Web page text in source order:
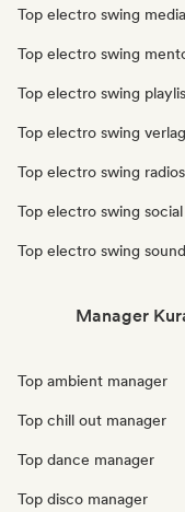
Top electro swing
Top electro swing
Top electro swing
Top electro swing
Top electro swing
Top electro swing
Top electro swing
Manager
Top ambient manager
Top chill out manager
Top dance manager
Top disco manager